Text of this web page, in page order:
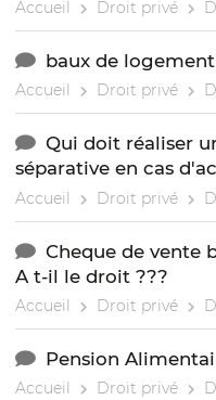
Accueil Droit privé
baux de logement
Accueil Droit privé
Qui doit réaliser
séparative en cas
Accueil Droit privé
Cheque de vente
A t-il le droit ???
Accueil Droit privé
Pension
Accueil Droit privé